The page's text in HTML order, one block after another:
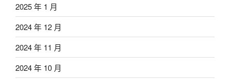
2025 年 1 月
2024 年 12 月
2024 年 11 月
2024 年 10 月